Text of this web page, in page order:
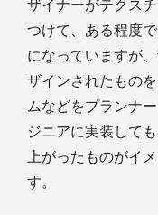
ザイナーがテクス
つけて、ある程度
になっていますが
ザインされたもの
ムなどをプランナ
ジニアに実装して
上がったものがイ
す。